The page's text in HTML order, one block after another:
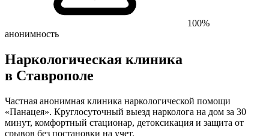
100%
анонимность
Наркологическая клиника
в Ставрополе
Частная анонимная клиника наркологической помощи
«Панацея». Круглосуточный выезд нарколога на дом за 30
минут, комфортный стационар, детоксикация и защита от
срывов без постановки на учет.